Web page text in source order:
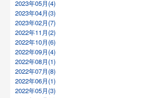
2023年05月(4)
2023年04月(3)
2023年02月(7)
2022年11月(2)
2022年10月(6)
2022年09月(4)
2022年08月(1)
2022年07月(8)
2022年06月(1)
2022年05月(3)